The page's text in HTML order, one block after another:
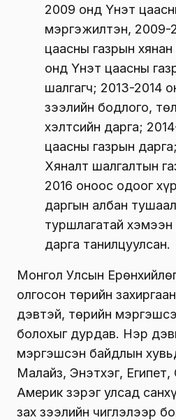
2009 онд Үнэт
мэргэжилтэн, 2009-
цаасны газрын хянан
онд Үнэт цаасны
шалгагч; 2013-2014
зээлийн бодлого,
хэлтсийн дарга;
цаасны газрын
Хяналт шалгалтын
2016 оноос одоог
даргын албан
туршлагатай
дарга танилцуулсан.
Монгол Улсын
олгосон төрийн
дэвтэй, төрийн
болохыг дурдав. Нэр
мэргэшсэн байдлын
Малайз, Энэтхэг,
Америк зэрэг улсад
зах зээлийн чиглэлээр